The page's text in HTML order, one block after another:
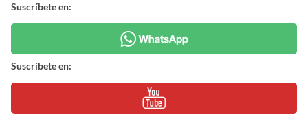
Suscríbete en:
Suscríbete en: